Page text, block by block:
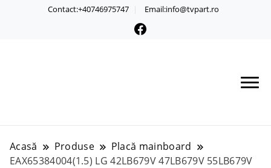
Contact:+40746975747 Email:info@tvpart.ro
Acasă Produse
Placă mainboard
EAX65384004(1.5) LG 42LB679V 47LB679V 55LB679V